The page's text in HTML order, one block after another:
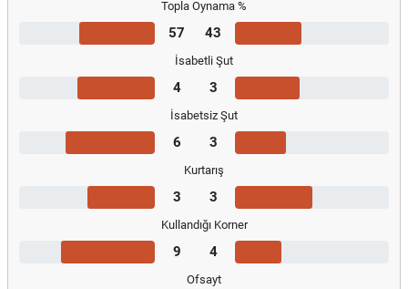
Topla Oynama %
57 43
İsabetli Şut
4 3
İsabetsiz Şut
6 3
Kurtarış
3 3
Kullandığı Korner
9 4
Ofsayt